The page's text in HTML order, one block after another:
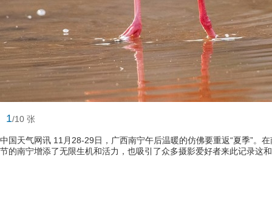
1/10 张
中国天气网讯 11月28-29日，广西南宁午后温暖的仿佛要重返“夏季”。
节的南宁增添了无限生机和活力，也吸引了众多摄影爱好者来此记录这